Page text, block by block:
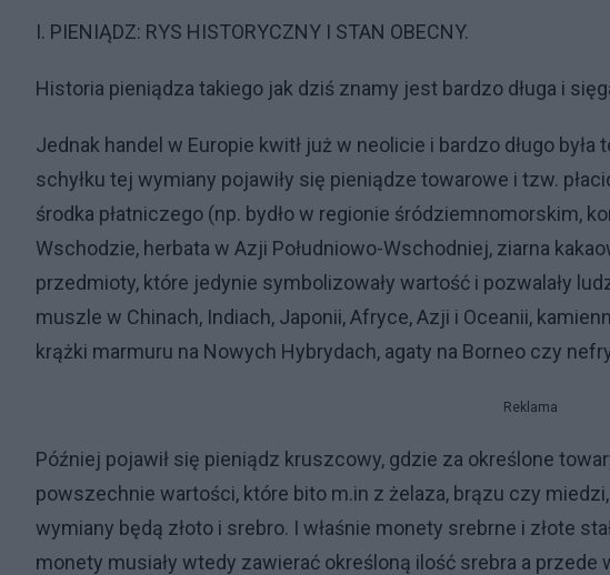
I. PIENIĄDZ: RYS HISTORYCZNY I STAN OBECNY.
Historia pieniądza takiego jak dziś znamy jest bardzo długa i
Jednak handel w Europie kwitł już w neolicie i bardzo długo
schyłku tej wymiany pojawiły się pieniądze towarowe i tzw.
środka płatniczego (np. bydło w regionie śródziemnomorskim,
Wschodzie, herbata w Azji Południowo-Wschodniej, ziarna
przedmioty, które jedynie symbolizowały wartość i pozwalały
muszle w Chinach, Indiach, Japonii, Afryce, Azji i Oceanii,
krążki marmuru na Nowych Hybrydach, agaty na Borneo czy
Reklama
Później pojawił się pieniądz kruszcowy, gdzie za określone
powszechnie wartości, które bito m.in z żelaza, brązu czy
wymiany będą złoto i srebro. I właśnie monety srebrne i złote
monety musiały wtedy zawierać określoną ilość srebra a